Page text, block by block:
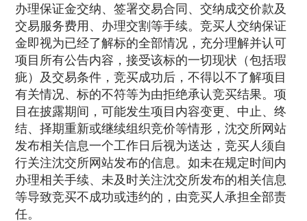
办理保证金交纳、签署交易合同、交纳成交价款及
交易服务费用、办理交割等手续。竞买人交纳保证
金即视为已经了解标的全部情况，充分理解并认可
项目所有公告内容，接受该标的一切现状（包括瑕
疵）及交易条件，竞买成功后，不得以不了解项目
有关情况、标的不符等为由拒绝承认竞买结果。项
目在披露期间，可能发生项目内容变更、中止、终
结、择期重新或继续组织竞价等情形，沈交所网站
发布相关信息一个工作日后视为送达，竞买人须自
行关注沈交所网站发布的信息。如未在规定时间内
办理相关手续、未及时关注沈交所发布的相关信息
等导致竞买不成功或违约的，由竞买人承担全部责
任。